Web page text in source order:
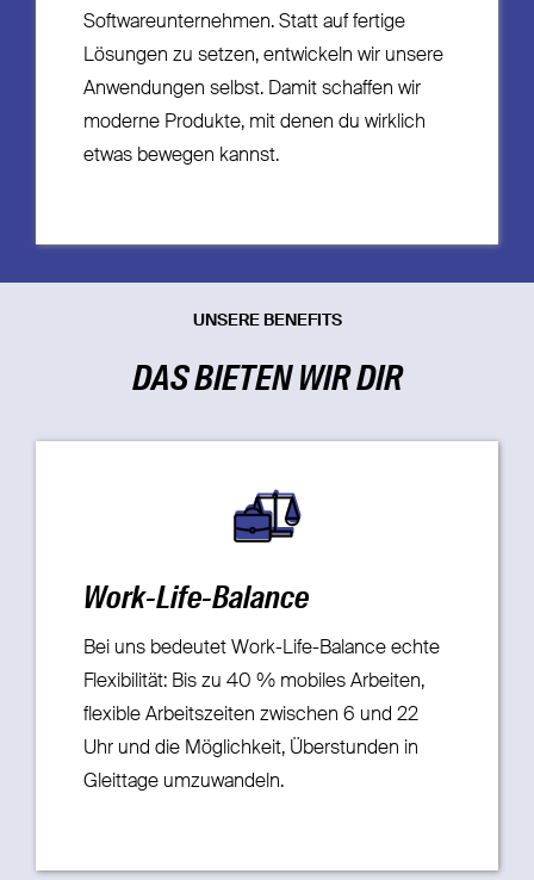
Softwareunternehmen. Statt auf fertige
Lösungen zu setzen, entwickeln wir unsere
Anwendungen selbst. Damit schaffen wir
moderne Produkte, mit denen du wirklich
etwas bewegen kannst.
UNSERE BENEFITS
DAS BIETEN WIR DIR
Work-Life-Balance
Bei uns bedeutet Work-Life-Balance echte
Flexibilität: Bis zu 40 % mobiles Arbeiten,
flexible Arbeitszeiten zwischen 6 und 22
Uhr und die Möglichkeit, Überstunden in
Gleittage umzuwandeln.